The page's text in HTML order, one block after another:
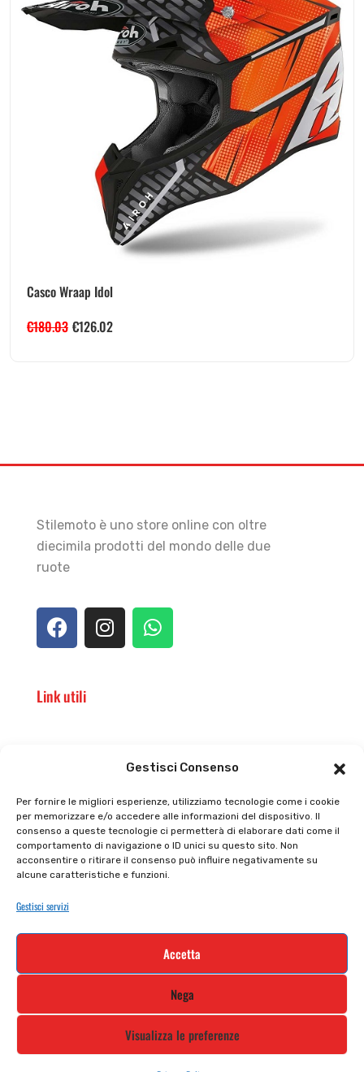
Gestisci Consenso
Per fornire le migliori esperienze, utilizziamo tecnologie come i cookie
per memorizzare e/o accedere alle informazioni del dispositivo. Il
consenso a queste tecnologie ci permetterà di elaborare dati come il
comportamento di navigazione o ID unici su questo sito. Non
acconsentire o ritirare il consenso può influire negativamente su
alcune caratteristiche e funzioni.
Gestisci servizi
Accetta
Nega
Visualizza le preferenze
Casco Wraap Idol
€180.03 €126.02
Stilemoto è uno store online con oltre
diecimila prodotti del mondo delle due
ruote
Link utili
Privacy policy
Cookie policy
Tutti prodotti
Termini e condizioni
Iscriviti alla nostra newsletter e rimani